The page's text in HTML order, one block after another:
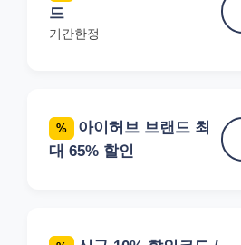
드
기간한정
%
아이허브 브랜드 최
대 65% 할인